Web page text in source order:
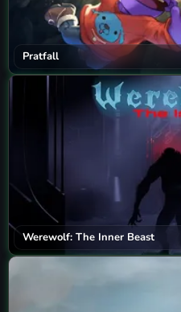
Pratfall
Werewolf: The Inner Beast